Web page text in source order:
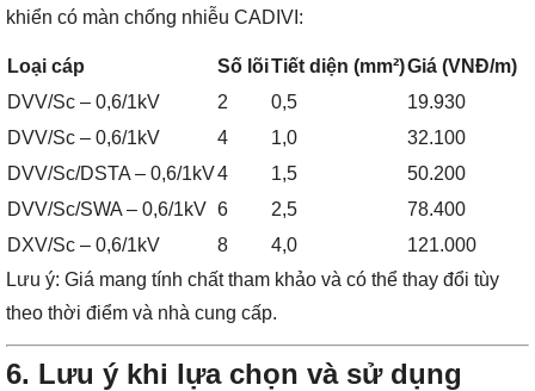
khiển có màn chống nhiễu CADIVI:
Loại cáp Số lõiTiết diện (mm²)Giá (VNĐ/m)
DVV/Sc – 0,6/1kV
2 0,5
19.930
DVV/Sc – 0,6/1kV
4 1,0
32.100
DVV/Sc/DSTA – 0,6/1kV4 1,5
50.200
DVV/Sc/SWA – 0,6/1kV 6 2,5
78.400
DXV/Sc – 0,6/1kV
8 4,0
121.000
Lưu ý: Giá mang tính chất tham khảo và có thể thay đổi tùy
theo thời điểm và nhà cung cấp.
6. Lưu ý khi lựa chọn và sử dụng